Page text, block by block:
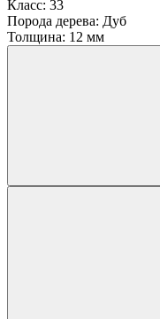
Класс: 33
Порода дерева: Дуб
Толщина: 12 мм